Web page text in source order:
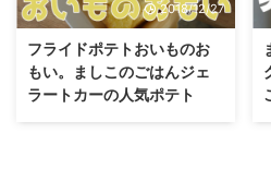
2018/12/27
フライドポテトおいものお
もい。ましこのごはんジェ
ラートカーの人気ポテト